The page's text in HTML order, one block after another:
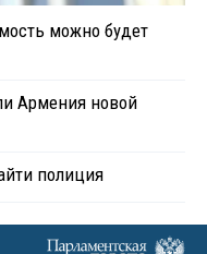
можно будет
Армения новой
полиция